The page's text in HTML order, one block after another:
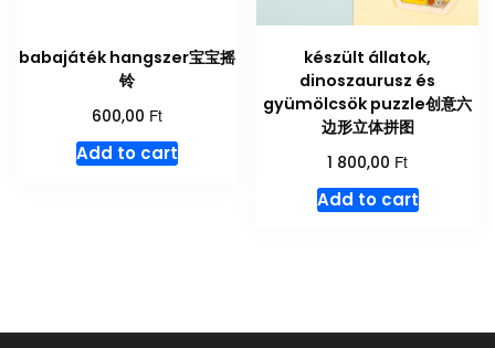
babajáték hangszer宝宝摇
铃
600,00 Ft
Add to cart
készült állatok,
dinoszaurusz és
gyümölcsök puzzle创意六
边形立体拼图
1 800,00 Ft
Add to cart